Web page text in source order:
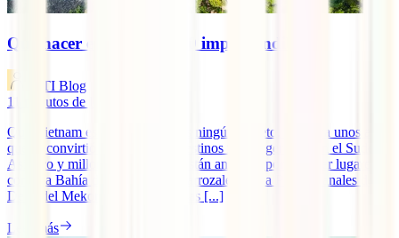
Qué hacer en Vietnam: 10 imprescindibles
IATI Blog
11
minutos de lectura
Que Vietnam está de moda no es ningún secreto. Hace ya unos años
que se convirtió en uno de los destinos más sugerentes en el Sudeste
Asiático y millones de viajeros están ansiosos por conocer lugares
como la Bahía de Ha-Long, los arrozales de Sa Pa, los canales del
Delta del Mekong o las bulliciosas [...]
Leer más